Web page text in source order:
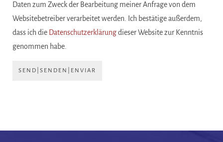
Daten zum Zweck der Bearbeitung meiner Anfrage von dem
Websitebetreiber verarbeitet werden. Ich bestätige außerdem,
dass ich die Datenschutzerklärungdieser Website zur Kenntnis
genommen habe.
SEND|SENDEN|ENVIAR